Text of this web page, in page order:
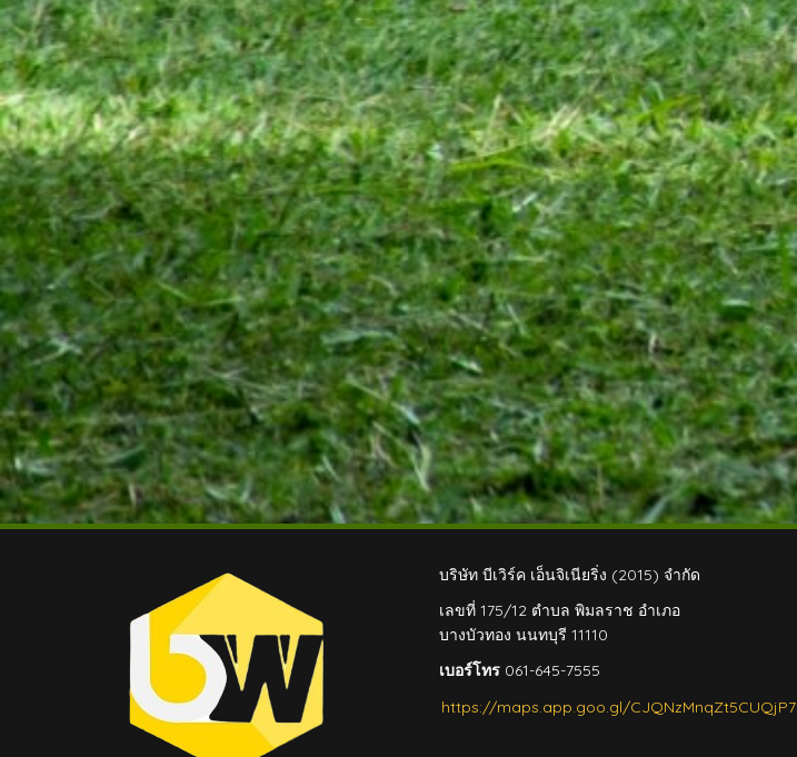
บริษัท บีเวิร์ค เอ็นจิเนียริ่ง (2015) จำกัด
เลขที่ 175/12 ตำบล พิมลราช อำเภอ
บางบัวทอง นนทบุรี 11110
เบอร์โทร061-645-7555
https://maps.app.goo.gl/CJQNzMnqZt5CUQjP7